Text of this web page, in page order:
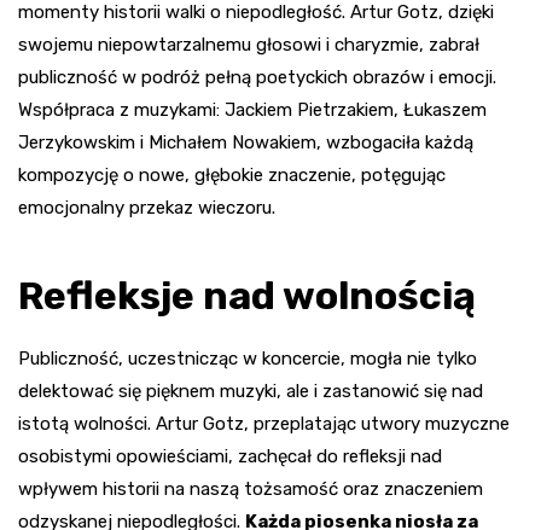
momenty historii walki o niepodległość. Artur Gotz, dzięki
swojemu niepowtarzalnemu głosowi i charyzmie, zabrał
publiczność w podróż pełną poetyckich obrazów i emocji.
Współpraca z muzykami: Jackiem Pietrzakiem, Łukaszem
Jerzykowskim i Michałem Nowakiem, wzbogaciła każdą
kompozycję o nowe, głębokie znaczenie, potęgując
emocjonalny przekaz wieczoru.
Refleksje nad wolnością
Publiczność, uczestnicząc w koncercie, mogła nie tylko
delektować się pięknem muzyki, ale i zastanowić się nad
istotą wolności. Artur Gotz, przeplatając utwory muzyczne
osobistymi opowieściami, zachęcał do refleksji nad
wpływem historii na naszą tożsamość oraz znaczeniem
odzyskanej niepodległości. Każda piosenka niosła za